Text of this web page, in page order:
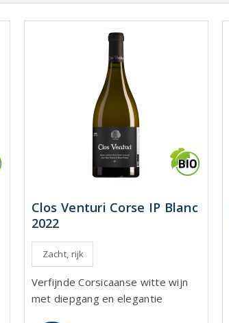
Clos Venturi Corse IP Blanc
2022
Zacht, rijk
Verfijnde Corsicaanse witte wijn
met diepgang en elegantie